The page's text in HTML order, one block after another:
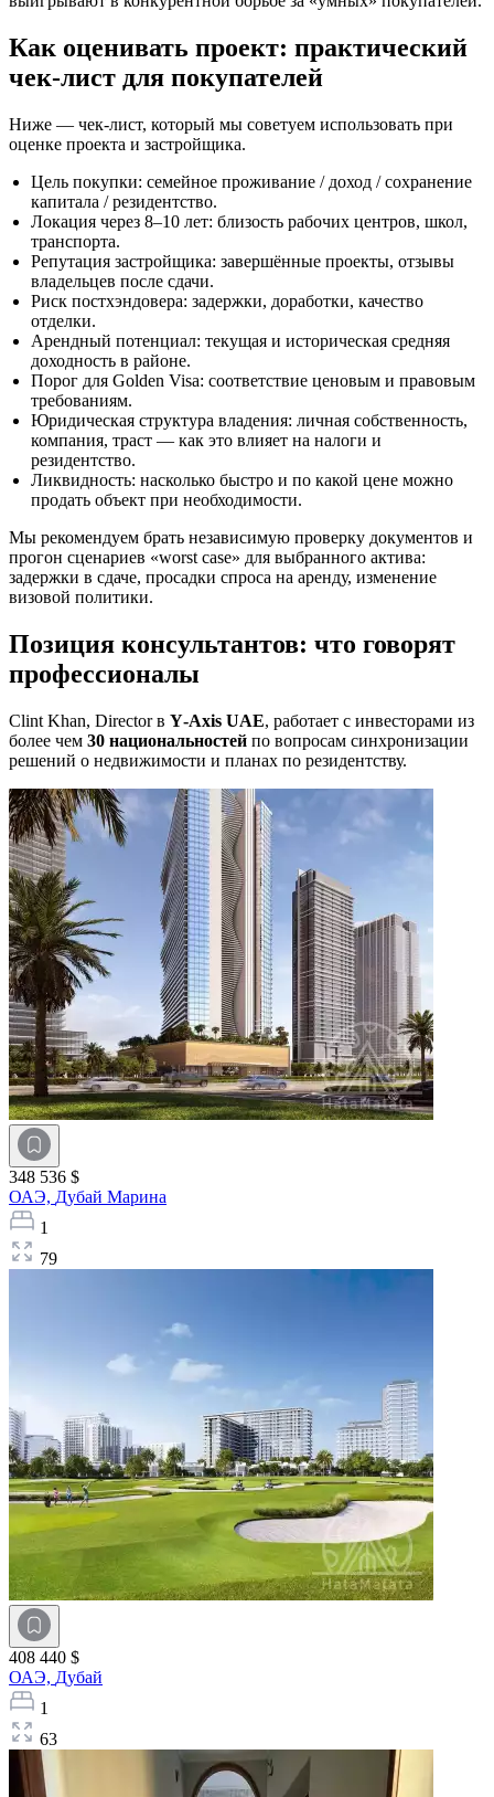
Как оценивать проект: практический
чек‑лист для покупателей
Ниже — чек‑лист, который мы советуем использовать при
оценке проекта и застройщика.
Цель покупки: семейное проживание / доход / сохранение
капитала / резидентство.
Локация через 8–10 лет: близость рабочих центров, школ,
транспорта.
Репутация застройщика: завершённые проекты, отзывы
владельцев после сдачи.
Риск постхэндовера: задержки, доработки, качество
отделки.
Арендный потенциал: текущая и историческая средняя
доходность в районе.
Порог для Golden Visa: соответствие ценовым и правовым
требованиям.
Юридическая структура владения: личная собственность,
компания, траст — как это влияет на налоги и
резидентство.
Ликвидность: насколько быстро и по какой цене можно
продать объект при необходимости.
Мы рекомендуем брать независимую проверку документов и
прогон сценариев «worst case» для выбранного актива:
задержки в сдаче, просадки спроса на аренду, изменение
визовой политики.
Позиция консультантов: что говорят
профессионалы
Clint Khan, Director в Y‑Axis UAE, работает с инвесторами из
более чем 30 национальностей по вопросам синхронизации
решений о недвижимости и планах по резидентству.
348 536 $
ОАЭ, Дубай Марина
1
79
408 440 $
ОАЭ, Дубай
1
63